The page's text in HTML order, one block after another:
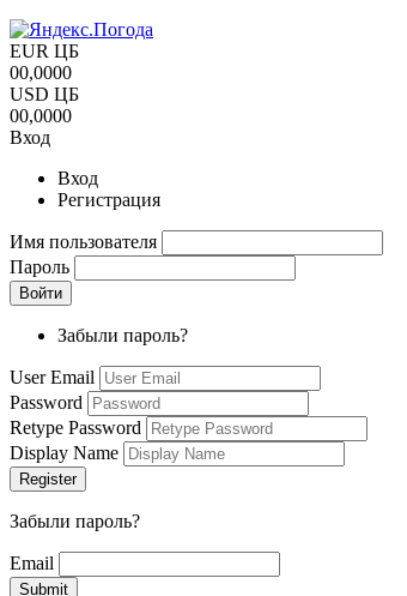
EUR ЦБ
00,0000
USD ЦБ
00,0000
Вход
Вход
Регистрация
Имя пользователя
Пароль
Забыли пароль?
User Email
Password
Retype Password
Display Name
Забыли пароль?
Email